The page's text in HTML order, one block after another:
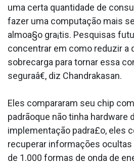
uma certa quantidade de
fazer uma computação mais
almoa§o gra¡tis. Pesquisas
concentrar em como reduzir a
sobrecarga para tornar essa
seguraâ€, diz Chandrakasan.
Eles compararam seu chip
padrãoque não tinha hardware
implementação padra£o, eles
recuperar informações
de 1.000 formas de onda de